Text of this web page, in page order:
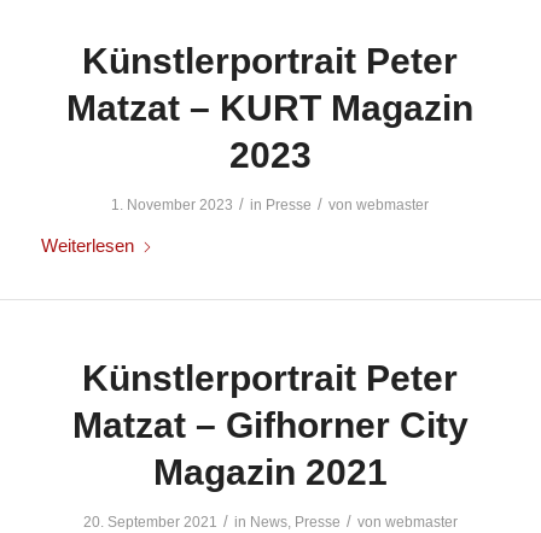
Künstlerportrait Peter
Matzat – KURT Magazin
2023
1. November 2023 / in Presse / vonwebmaster
Weiterlesen
Künstlerportrait Peter
Matzat – Gifhorner City
Magazin 2021
20. September 2021 / in News, Presse / von webmaster